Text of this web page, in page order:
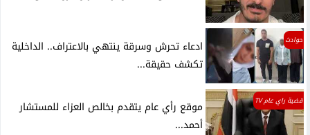
حوادث
ادعاء تحرش وسرقة ينتهي بالاعتراف.. الداخلية
تكشف حقيقة...
قضية راي عام TV
موقع رأي عام يتقدم بخالص العزاء للمستشار
أحمد...